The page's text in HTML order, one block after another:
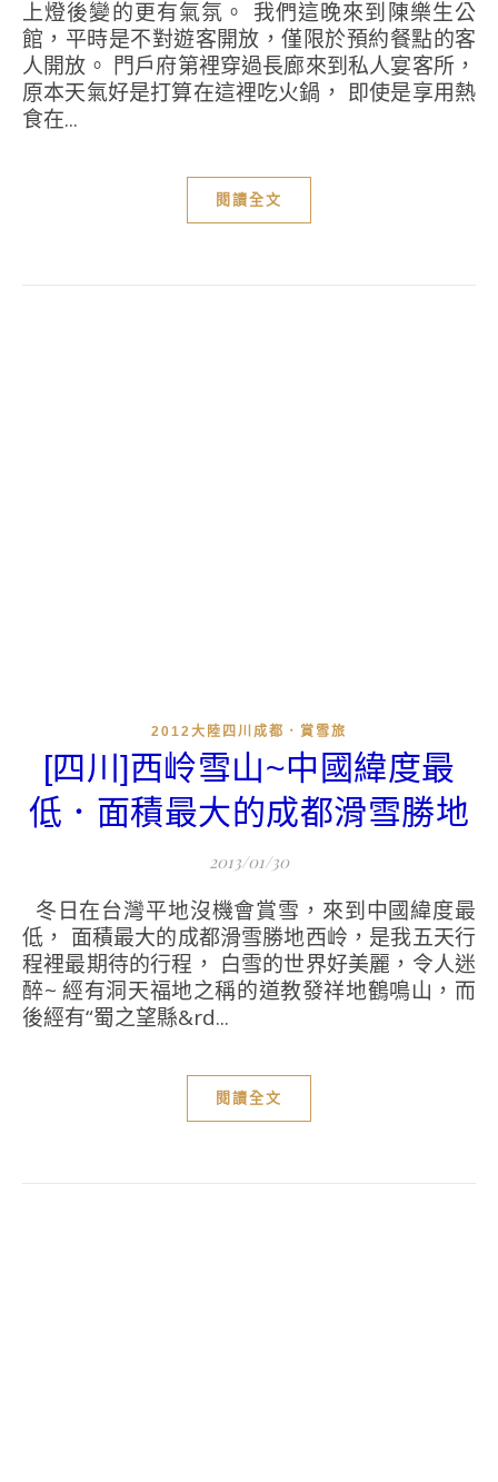
上燈後變的更有氣氛。 我們這晚來到陳樂生公
館，平時是不對遊客開放，僅限於預約餐點的客
人開放。 門戶府第裡穿過長廊來到私人宴客所，
原本天氣好是打算在這裡吃火鍋， 即使是享用熱
食在...
閱讀全文
2012大陸四川成都．賞雪旅
[四川]西岭雪山~中國緯度最
低．面積最大的成都滑雪勝地
2013/01/30
冬日在台灣平地沒機會賞雪，來到中國緯度最
低， 面積最大的成都滑雪勝地西岭，是我五天行
程裡最期待的行程， 白雪的世界好美麗，令人迷
醉~ 經有洞天福地之稱的道教發祥地鶴鳴山，而
後經有“蜀之望縣&rd...
閱讀全文